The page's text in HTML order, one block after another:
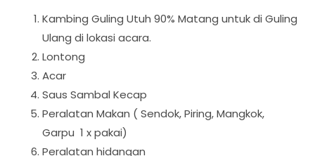
Kambing Guling Utuh 90% Matang untuk di Guling
Ulang di lokasi acara.
Lontong
Acar
Saus Sambal Kecap
Peralatan Makan ( Sendok, Piring, Mangkok,
Garpu 1 x pakai)
Peralatan hidangan